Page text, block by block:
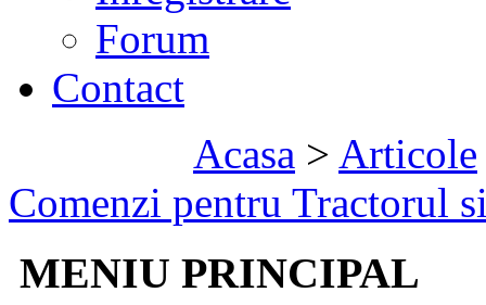
Forum
Contact
Acasa > Articole
Comenzi pentru Tractorul
MENIU PRINCIPAL